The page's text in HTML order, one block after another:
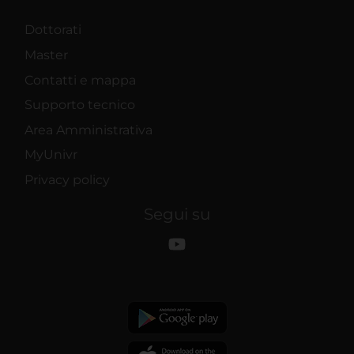
Dottorati
Master
Contatti e mappa
Supporto tecnico
Area Amministrativa
MyUnivr
Privacy policy
Segui su